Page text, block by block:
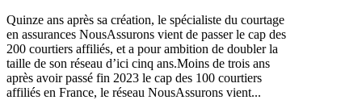
Quinze ans après sa création, le spécialiste du courtage
en assurances NousAssurons vient de passer le cap des
200 courtiers affiliés, et a pour ambition de doubler la
taille de son réseau d’ici cinq ans.Moins de trois ans
après avoir passé fin 2023 le cap des 100 courtiers
affiliés en France, le réseau NousAssurons vient...